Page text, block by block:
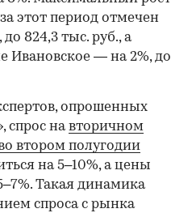
этот период отмечен
824,3 тыс. руб., а
Ивановское — на 2%, до
опрошенных
спрос навторичном
втором полугодии
на 5–10%, а цены
Такая динамика
спроса с рынка